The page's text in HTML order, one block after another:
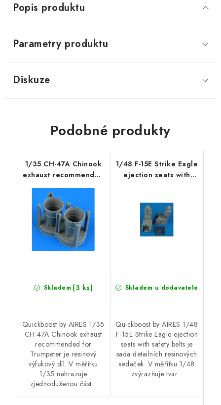
Popis produktu
Parametry produktu
Diskuze
Podobné produkty
1/35 CH-47A Chinook
exhaust recommended
for Trumpeter
Skladem (3 ks)
Quickboost by AIRES 1/35
CH-47A Chinook exhaust
recommended for
Trumpeter je resinový
výfukový díl. V měřítku
1/35 nahrazuje
zjednodušenou část...
1/48 F-15E Strike Eagle
ejection seats with
Skladem u dodavatele
Quickboost by AIRES 1/48
F-15E Strike Eagle ejection
seats with safety belts je
sada detailních resinových
sedaček. V měřítku 1/48
zvýrazňuje tvar...